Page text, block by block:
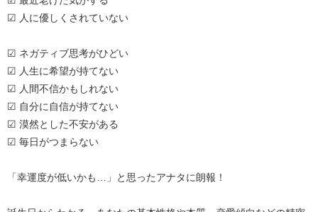
☑ 人に優しくされていない
☑ ネガティブ思考がひどい
☑ 人生に希望が持てない
☑ 人間不信かもしれない
☑ 自分に自信が持てない
☑ 漠然とした不安がある
☑ 毎日がつまらない
「幸運度が低いかも…」と思ったアナタに朗報！